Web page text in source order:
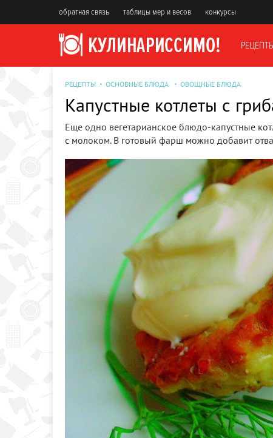
обратная связь таблицы мер и весов конкурсы
РЕЦЕПТЫ ОСНОВНЫЕ БЛЮДА ОВОЩНЫЕ БЛЮДА
Капустные котлеты с
Еще одно вегетарианское блюдо-капустные
с молоком. В готовый фарш можно добавит